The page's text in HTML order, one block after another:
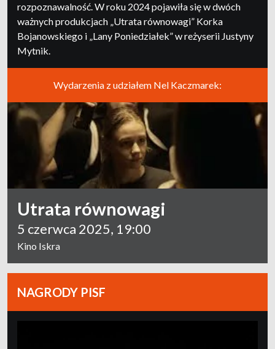
rozpoznawalność. W roku 2024 pojawiła się w dwóch
ważnych produkcjach „Utrata równowagi” Korka
Bojanowskiego i „Lany Poniedziałek” w reżyserii Justyny
Mytnik.
Wydarzenia z udziałem Nel Kaczmarek:
Utrata równowagi
5 czerwca 2025, 19:00
Kino Iskra
NAGRODY PISF